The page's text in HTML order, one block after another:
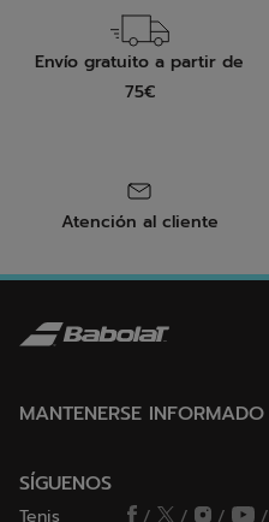
Envío gratuito a partir de
75€
Atención al cliente
MANTENERSE INFORMADO
SÍGUENOS
Tenis / / /
/